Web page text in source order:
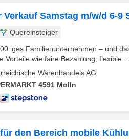
Verkauf Samstag m/w/d 6-9
Quereinsteiger
iges Familienunternehmen – und
Vorteile wie faire Bezahlung, flexible ...
Warenhandels AG
4591 Molln
den Bereich mobile